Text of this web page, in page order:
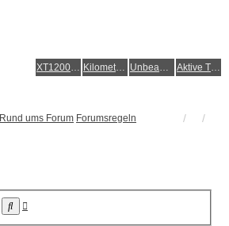
XT1200Z-Wiki Kilometerstatistik Unbeantwortete Themen Aktive Themen
XT1200Z Super Ténéré
Rund ums Forum Forumsregeln
Suche